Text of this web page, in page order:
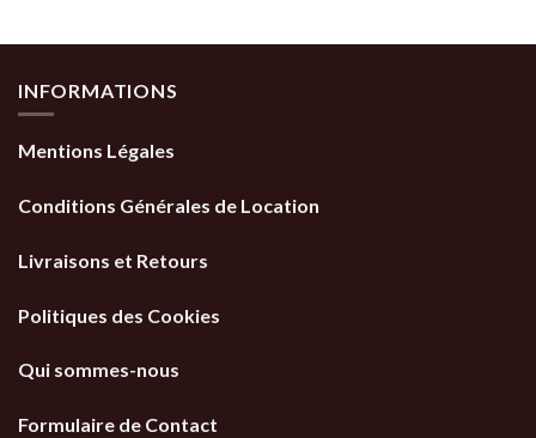
INFORMATIONS
Mentions Légales
Conditions Générales de Location
Livraisons et Retours
Politiques des Cookies
Qui sommes-nous
Formulaire de Contact